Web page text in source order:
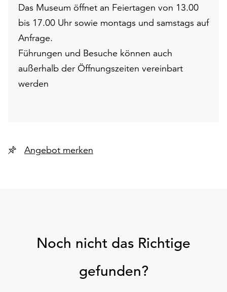
Das Museum öffnet an Feiertagen von 13.00
bis 17.00 Uhr sowie montags und samstags auf
Anfrage.
Führungen und Besuche können auch
außerhalb der Öffnungszeiten vereinbart
werden
Angebot merken
Noch nicht das Richtige
gefunden?